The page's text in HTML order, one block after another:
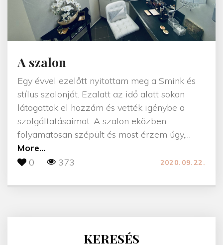
A szalon
Egy évvel ezelőtt nyitottam meg a Smink és
stílus szalonját. Ezalatt az idő alatt sokan
látogattak el hozzám és vették igénybe a
szolgáltatásaimat. A szalon eközben
folyamatosan szépült és most érzem úgy,…
More..."
A
z
l
0 373 2020.09.22.
KERESÉS